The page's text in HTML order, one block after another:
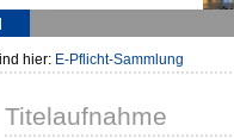
hier: E-Pflicht-Sammlung
Titelaufnahme